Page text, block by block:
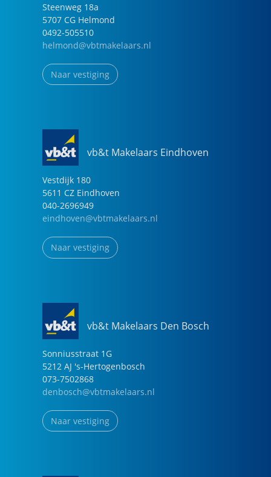
Steenweg 18a
5707 CG Helmond
0492-505510
helmond@vbtmakelaars.nl
Naar vestiging
vb&t Makelaars Eindhoven
Vestdijk 180
5611 CZ Eindhoven
040-2696949
eindhoven@vbtmakelaars.nl
Naar vestiging
vb&t Makelaars Den Bosch
Sonniusstraat 1G
5212 AJ 's-Hertogenbosch
073-7502868
denbosch@vbtmakelaars.nl
Naar vestiging